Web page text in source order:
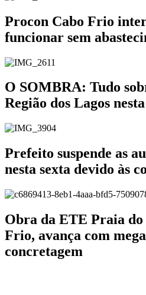
Procon Cabo Frio
funcionar sem
O SOMBRA: Tudo
Região dos Lagos
Prefeito suspende as
nesta sexta devido às
Obra da ETE Praia
Frio, avança com
concretagem